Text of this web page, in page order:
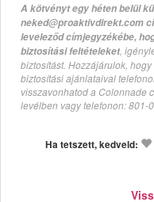
A kötvényt egy héten belül
neked@proaktivdirekt.com
leveleződ címjegyzékébe,
biztosítási feltételeket,
biztosítást. Hozzájárulok,
biztosítási ajánlataival
visszavonhatod a Colonnade
levélben vagy telefonon: 801-
Ha tetszett, kedveld: